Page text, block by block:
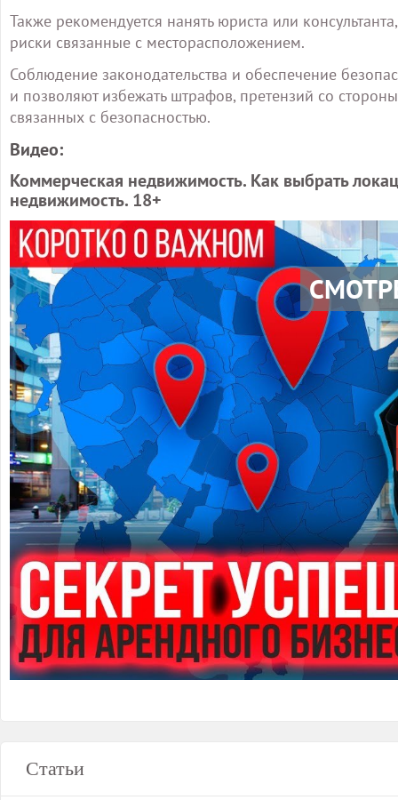
Также рекомендуется нанять юриста или
риски связанные с месторасположением.
Соблюдение законодательства и обеспечение
и позволяют избежать штрафов, претензий со
связанных с безопасностью.
Видео:
Коммерческая недвижимость. Как выбрать
недвижимость. 18+
Статьи